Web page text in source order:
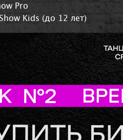
Pro
Kids (до 12 лет)